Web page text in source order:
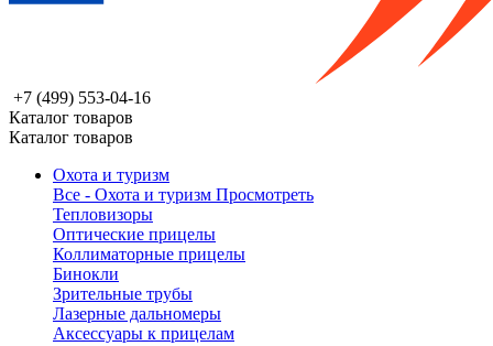
+7 (499) 553-04-16
Каталог товаров
Каталог товаров
Охота и туризм
Все - Охота и туризм Просмотреть
Тепловизоры
Оптические прицелы
Коллиматорные прицелы
Бинокли
Зрительные трубы
Лазерные дальномеры
Аксессуары к прицелам